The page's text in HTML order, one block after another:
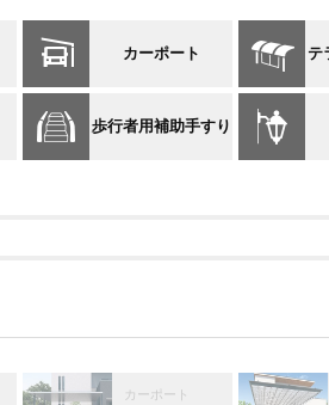
カーポート テ
歩行者用補助手すり
カーポート